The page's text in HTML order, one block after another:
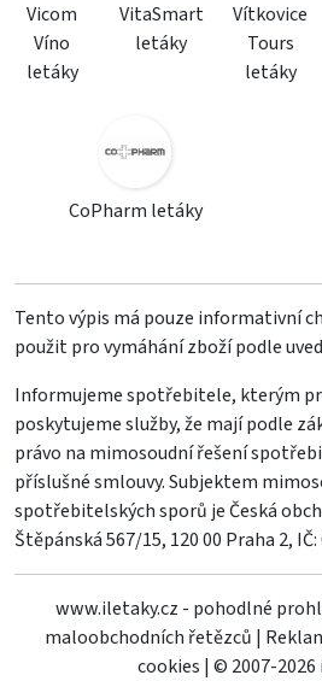
Vicom
Víno
letáky
VitaSmart
letáky
Vítkovice
Tours
letáky
CoPharm letáky
Tento výpis má pouze informativní
použit pro vymáhání zboží podle
Informujeme spotřebitele, kterým
poskytujeme služby, že mají podle
právo na mimosoudní řešení
příslušné smlouvy. Subjektem
spotřebitelských sporů je Česká
Štěpánská 567/15, 120 00 Praha 2, IČ:
www.iletaky.cz - pohodlné
maloobchodních řetězců |
cookies | © 2007-2026